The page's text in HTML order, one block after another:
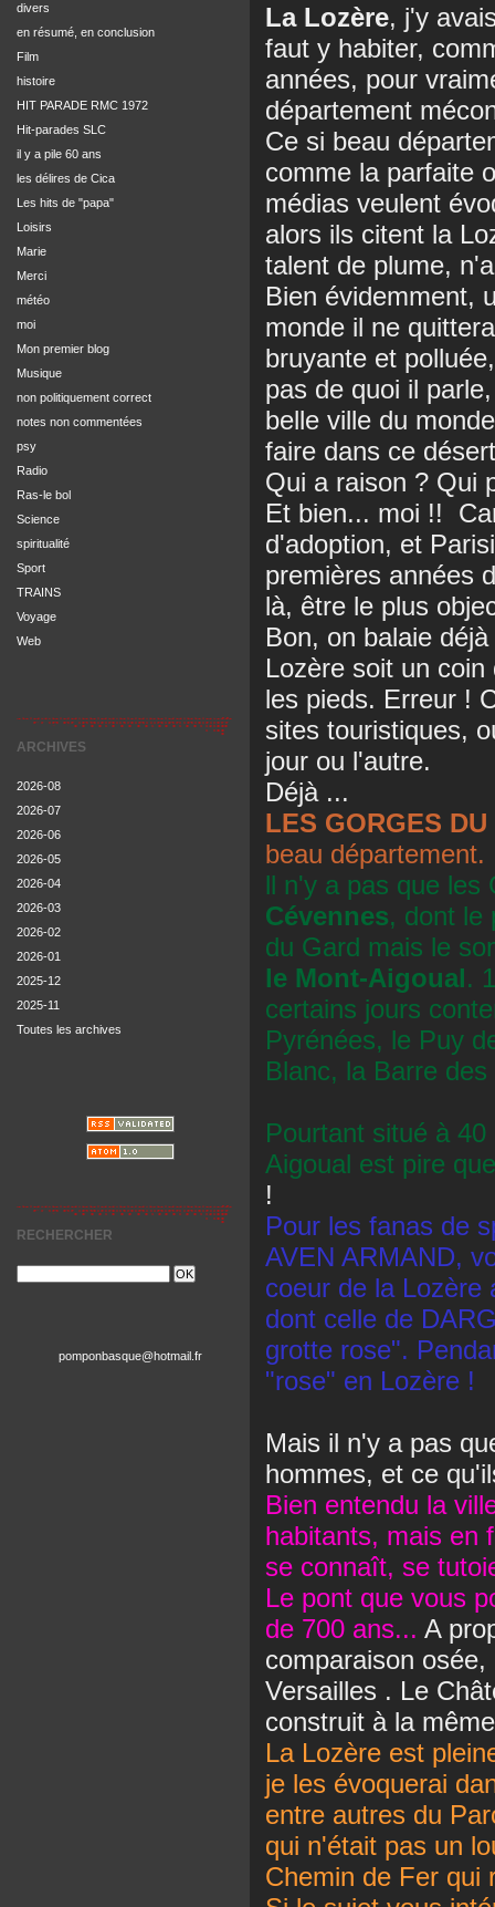
divers
en résumé, en conclusion
Film
histoire
HIT PARADE RMC 1972
Hit-parades SLC
il y a pile 60 ans
les délires de Cica
Les hits de "papa"
Loisirs
Marie
Merci
météo
moi
Mon premier blog
Musique
non politiquement correct
notes non commentées
psy
Radio
Ras-le bol
Science
spiritualité
Sport
TRAINS
Voyage
Web
ARCHIVES
2026-08
2026-07
2026-06
2026-05
2026-04
2026-03
2026-02
2026-01
2025-12
2025-11
Toutes les archives
RECHERCHER
pomponbasque@hotmail.fr
La Lozère, j'y
faut y habiter,
années, pour
département
Ce si beau
comme la parfaite
médias veulent
alors ils citent la
talent de plume,
Bien évidemment,
monde il ne
bruyante et
pas de quoi il
belle ville du
faire dans ce
Qui a raison ? Qui
Et bien... moi !!
d'adoption, et
premières années
là, être le plus
Bon, on balaie
Lozère soit un
les pieds. Erreur !
sites touristiques,
jour ou l'autre.
Déjà ...
LES GORGES DU
beau département.
ll n'y a pas que les
Cévennes, dont le
du Gard mais le
le Mont-Aigoual.
certains jours
Pyrénées, le Puy
Blanc, la Barre
Pourtant situé à
Aigoual est pire
!
Pour les fanas de
AVEN ARMAND,
coeur de la Lozère
dont celle de
grotte rose".
"rose" en Lozère !
Mais il n'y a pas
hommes, et ce
Bien entendu la
habitants, mais en
se connaît, se
Le pont que vous
de 700 ans... A
comparaison
Versailles . Le
construit à la
La Lozère est
je les évoquerai
entre autres du
qui n'était pas un
Chemin de Fer qui